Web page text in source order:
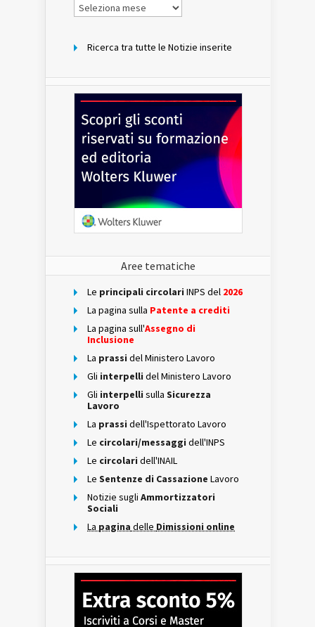
Notizie
per
Ricerca tra tutte le Notizie inserite
Aree tematiche
Le principali circolari INPS del 2026
La pagina sulla Patente a crediti
La pagina sull'Assegno di
Inclusione
La prassi del Ministero Lavoro
Gli interpelli del Ministero Lavoro
Gli interpelli sulla Sicurezza
Lavoro
La prassi dell'Ispettorato Lavoro
Le circolari/messaggi dell'INPS
Le circolari dell'INAIL
Le Sentenze di Cassazione Lavoro
Notizie sugli Ammortizzatori
Sociali
La pagina delle Dimissioni online